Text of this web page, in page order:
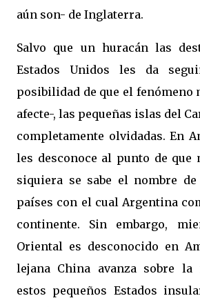
aún son- de Inglaterra.
Salvo que un huracán las
Estados Unidos les da
posibilidad de que el fenómeno
afecte-, las pequeñas islas del
completamente olvidadas. En
les desconoce al punto de que
siquiera se sabe el nombre de
países con el cual Argentina
continente. Sin embargo,
Oriental es desconocido en
lejana China avanza sobre la
estos pequeños Estados